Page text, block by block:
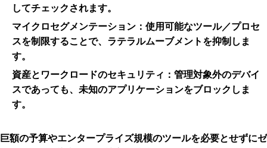
してチェックされます。
マイクロセグメンテーション ：使用可能なツール／プロセ
スを制限することで、ラテラルムーブメントを抑制しま
す。
資産とワークロードのセキュリティ ：管理対象外のデバイ
スであっても、未知のアプリケーションをブロックしま
す。
巨額の予算やエンタープライズ規模のツールを必要とせずにゼ